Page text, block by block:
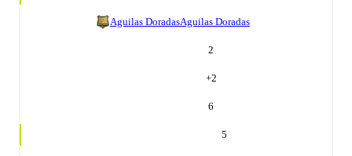
Aguilas DoradasAguilas Doradas
2
+2
6
5